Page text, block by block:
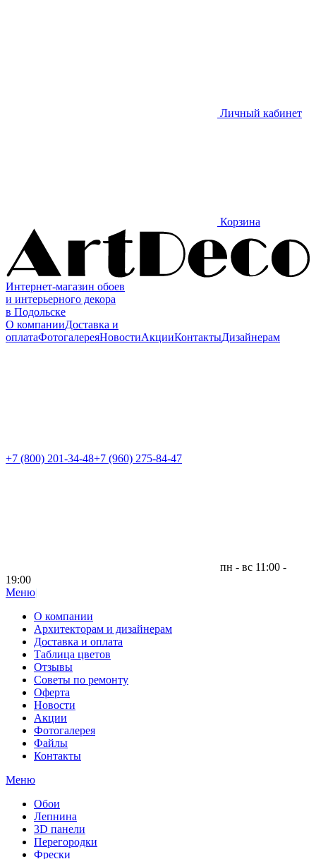
Личный кабинет
Корзина
Интернет-магазин обоев
и интерьерного декора
в Подольске
О компанииДоставка и
оплатаФотогалереяНовостиАкцииКонтактыДизайнерам
+7 (800) 201-34-48+7 (960) 275-84-47
пн - вс 11:00 -
19:00
Меню|
О компании
Архитекторам и дизайнерам
Доставка и оплата
Таблица цветов
Отзывы
Советы по ремонту
Оферта
Новости
Акции
Фотогалерея
Файлы
Контакты
Меню
Обои
Лепнина
3D панели
Перегородки
Фрески